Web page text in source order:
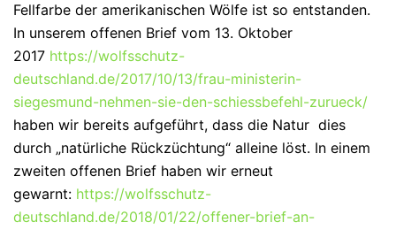
Fellfarbe der amerikanischen Wölfe ist so entstanden.
In unserem offenen Brief vom 13. Oktober
2017 https://wolfsschutz-
deutschland.de/2017/10/13/frau-ministerin-
siegesmund-nehmen-sie-den-schiessbefehl-zurueck/
haben wir bereits aufgeführt, dass die Natur dies
durch „natürliche Rückzüchtung“ alleine löst. In einem
zweiten offenen Brief haben wir erneut
gewarnt: https://wolfsschutz-
deutschland.de/2018/01/22/offener-brief-an-